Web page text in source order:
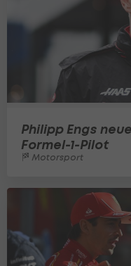
Philipp Engs
Formel-1-Pilot
Motorsport